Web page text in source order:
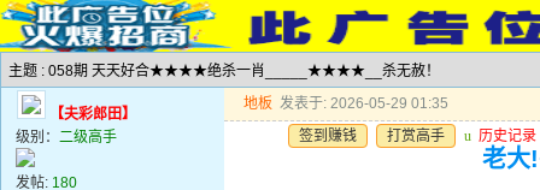
主题 : 058期 天天好合★★★★绝杀一肖_____★★★★__杀无赦！
【夫彩郎田】
级别： 二级高手
发帖: 180
地板 发表于: 2026-05-29 01:35
签到赚钱
打赏高手 u 历史记录
老大